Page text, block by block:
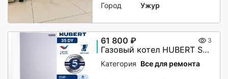
Город Ужур
61 800 ₽ 3
Газовый котел HUBERT Smart AGB 35DY настенный двухконтурный
Категория Все для ремонта